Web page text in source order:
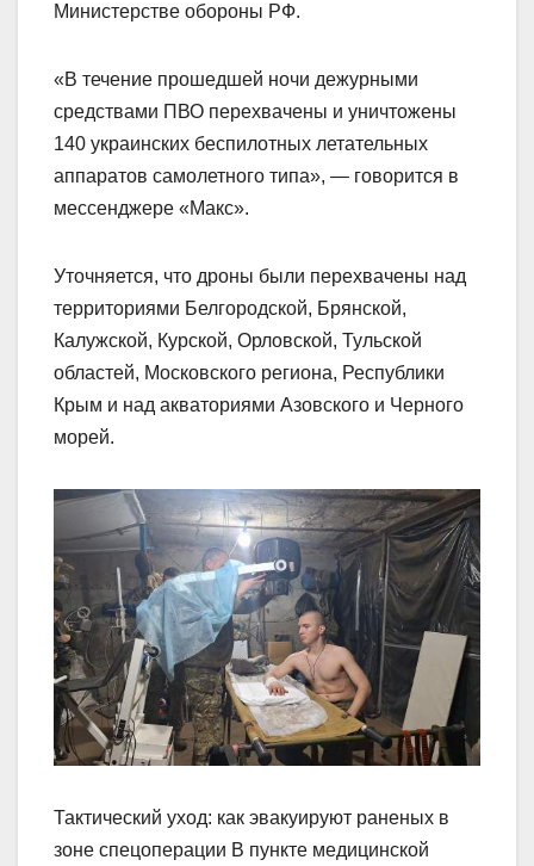
Министерстве обороны РФ.
«В течение прошедшей ночи дежурными
средствами ПВО перехвачены и уничтожены
140 украинских беспилотных летательных
аппаратов самолетного типа», — говорится в
мессенджере «Макс».
Уточняется, что дроны были перехвачены над
территориями Белгородской, Брянской,
Калужской, Курской, Орловской, Тульской
областей, Московского региона, Республики
Крым и над акваториями Азовского и Черного
морей.
Тактический уход: как эвакуируют раненых в
зоне спецоперации В пункте медицинской